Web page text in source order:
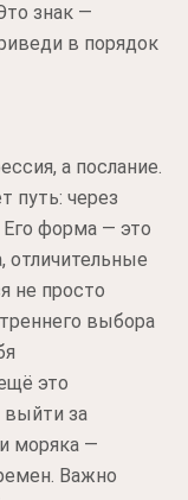
знак —
в порядок
а послание.
путь: через
форма — это
отличительные
не просто
выбора
это
выйти за
моряка —
Важно